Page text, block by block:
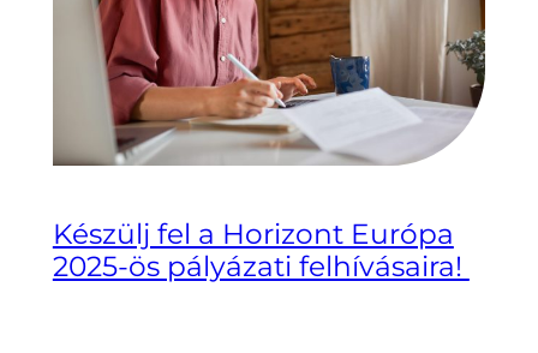
Készülj fel a Horizont Európa
2025-ös pályázati felhívásaira!